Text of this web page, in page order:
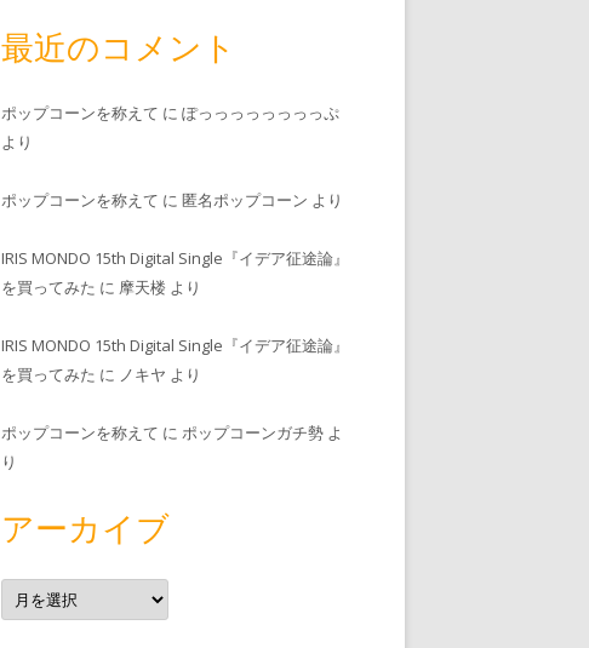
最近のコメント
ポップコーンを称えて にぽっっっっっっっっぷ
より
ポップコーンを称えて に匿名ポップコーン より
IRIS MONDO 15th Digital Single『イデア征途論』
を買ってみた に 摩天楼 より
IRIS MONDO 15th Digital Single『イデア征途論』
を買ってみた に ノキヤ より
ポップコーンを称えて にポップコーンガチ勢 よ
り
アーカイブ
ア
ー
カ